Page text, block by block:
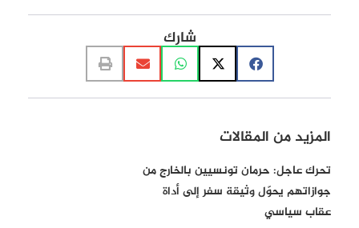
شارك
المزيد من المقالات
تحرك عاجل: حرمان تونسيين بالخارج من
جوازاتهم يحوّل وثيقة سفر إلى أداة
عقاب سياسي